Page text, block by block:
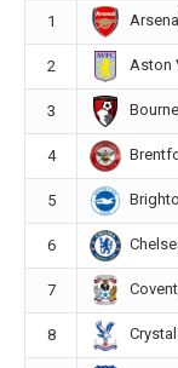
1 Arsenal
2 Aston
3
4
5
6
7
8